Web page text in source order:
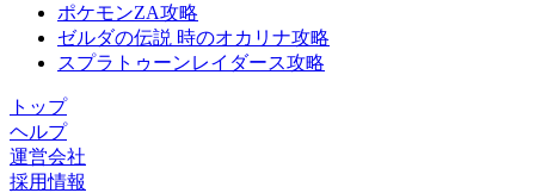
ポケモンZA攻略
ゼルダの伝説 時のオカリナ攻略
スプラトゥーンレイダース攻略
トップ
ヘルプ
運営会社
採用情報